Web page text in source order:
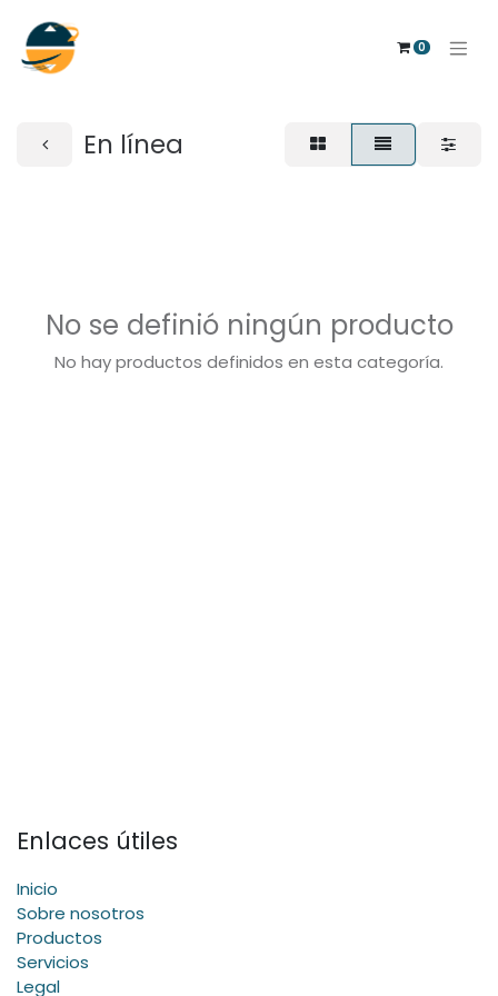
0
En línea
No se definió ningún producto
No hay productos definidos en esta categoría.
Enlaces útiles
Inicio
Sobre nosotros
Productos
Servicios
Legal